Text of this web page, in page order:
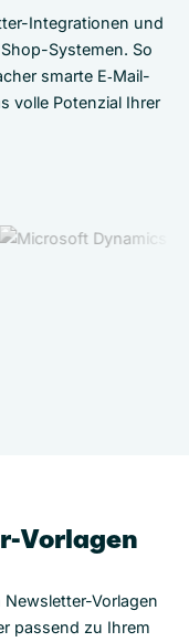
Integrationen und
Systemen. So
smarte E‑Mail-
volle Potenzial Ihrer
Vorlagen
Vorlagen
passend zu Ihrem